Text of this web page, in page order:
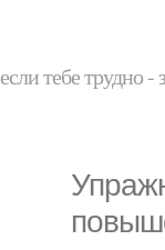
если тебе трудно